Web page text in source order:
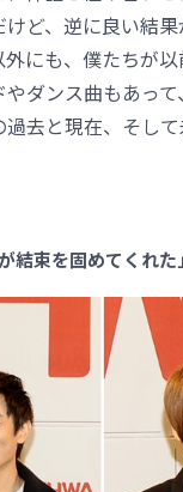
ど、逆に良い結果
にも、僕たちが
ダンス曲もあっ
過去と現在、そし
結束を固めてくれた」